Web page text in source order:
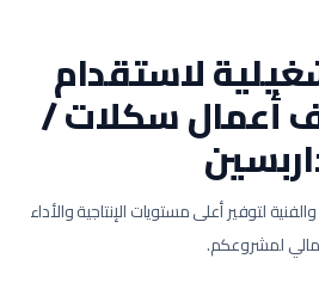
لاستقدام
أعمال سكلات /
لتوفير أعلى مستويات الإنتاجية والأداء
لمشروعكم.